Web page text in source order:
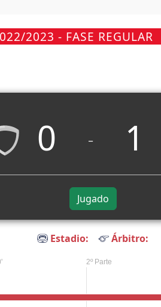
2023 - FASE REGULAR
0 1
Jugado
Estadio: Árbitro:
2º Parte